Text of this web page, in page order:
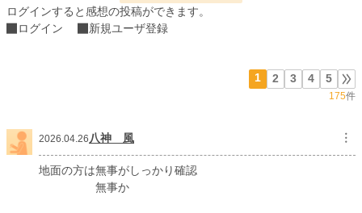
※閲覧、お気に入り登録、感想等いつもありがとうございます。励みになりま
す。
※2020.8.31 お陰様でHOTランキングに載ることができました。ご愛読感謝！
※書籍化に伴う改稿により、アリシアの口調が連載版と書籍で変わっています。
もしかしたら違和感があるかもしれませんが、「そういう世界線もあったんだな
※2023.6.8追記 アリシアの口調を書籍版に合わせました。
3,489 位 / 228,634 件
ログインすると感想の投稿ができます。
ログイン
新規ユーザ登録
1 2 3 4 5
175件
2026.04.26八神 風 ︙
地面の方は無事がしっかり確認
無事か